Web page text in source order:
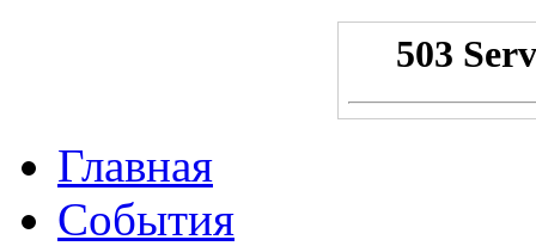
Главная
События